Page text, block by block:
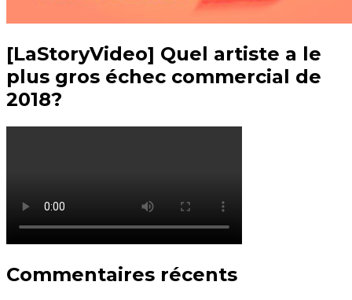
[LaStoryVideo] Quel artiste a le
plus gros échec commercial de
2018?
Commentaires récents